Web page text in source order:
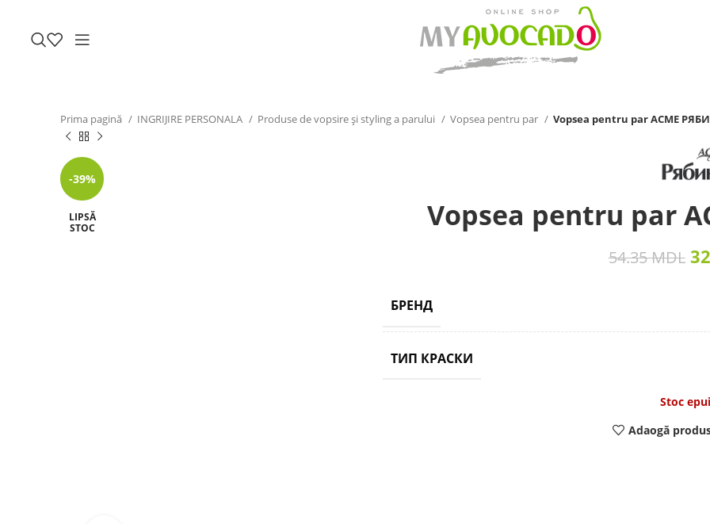
Prima pagină INGRIJIRE PERSONALA Produse de vopsire și styling a parului Vopsea pentru par Vopsea pentru par ACME
-39%
LIPSĂ
STOC
Vopsea pentru par
54.35MDL
БРЕНД
ТИП КРАСКИ
Stoc
Adaogă